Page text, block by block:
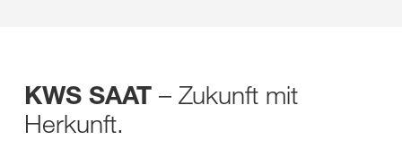
KWS SAAT – Zukunft mit
Herkunft.